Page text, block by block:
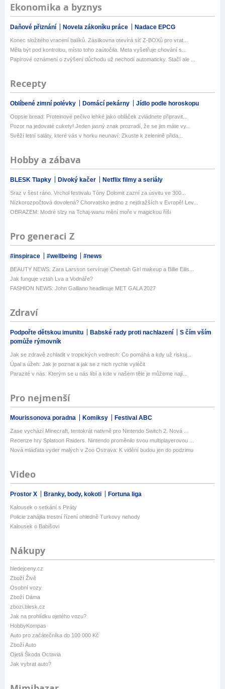
Ekonomika a byznys
Daňové přiznání Novela zákoníku práce Nadace EPCG
Konec složitého vracení balíků. Zásilkovna otevírá síť Z-BOXů pro vrat...
Měla být pod kontrolou, místo toho zaútočila. Meta vyšetřuje chování s...
Papírové oznámení o zvýšení důchodu už nechodí automaticky. Stačí ale ...
Recepty
Oblíbené zimní polévky Domácí pekárny Jídlo podle horoskopu
Oopsie bread: Proteinové pečivo lehké jako obláček zvládnete připravit...
Pozor na jedovaté cukety! Jeden jasný znak prozradí, že se jim máte vy...
Svěží letní saláty, které vás v horku neunaví: Zkuste k zelenině přida...
Hobby a zábava
BLESK Tlapky Divoký kačer Netflix filmy a seriály
Sraz v šest ráno. Vrchol festivalu Tóny Dolomit zazní za úsvitu ve 300...
Nízkorozpočtová dovolená? Chorvatsko jedno z nejdražších v Evropě! Lev...
OBRAZEM: Modré slzy na Tchaj-wanu mění moře v magickou říši
Pro generaci Z
#inspirace #wellbeing #news
BEAUTY NEWS: Zara Larsson servíruje Cheetah Girl makeup a Billie Eilis...
Jak funguje vztah Lva a Vodnáře?
FASHION NEWS: John Galliano headlinuje MET GALA 2027
Zdraví
Podpořte dětskou imunitu Babské rady proti nachlazení
S čím vším
pomůže rýmovník
Jak se zdravě zchladit v tropických vedrech: Co pomáhá a kdy už riskuj...
Úpal a úžeh: Jak je poznat a jak se z nich rychle vyléčit
Parazité v nás: Kterým se u nás líbí a kde v našem těle je můžeme nají...
Pro nejmenší
Mourissonova poradna Komiksy Festival ABC
Zase vychází Minecraft, tentokrát nativně pro Nintendo Switch 2. Nová ...
Recenze hry Splatoon Raiders. Nintendo proměnilo svou multiplayerovou ...
Nová mláďata vyder malých v Zoo Ostrava: K vidění budou jen do podzimu
Video
Prostor X Branky, body, kokoti Fortuna liga
Kalousek o setkání s Piráty
Policie zahájila trestní řízení ohledně Turkovy nehody
Kalousek o Babišovi
Nákupy
hledejceny.cz
Zboží Živě
Osobní vozy
Zboží Dáma
zbozi.blesk.cz
Jak na prohlídku ojetého vozu?
HobbyKompas
Auto pro začátečníka do 100 000 Kč
Zboží Auto
Ojetá Škoda Octavia
Jak vybrat auto?